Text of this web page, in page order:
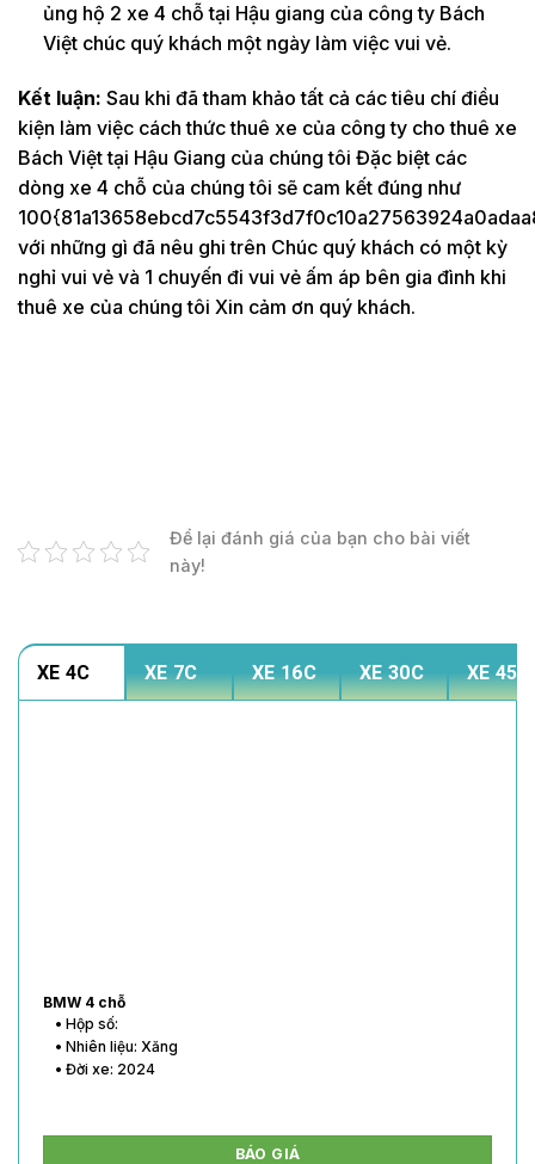
ủng hộ 2 xe 4 chỗ tại Hậu giang của công ty Bách
Việt chúc quý khách một ngày làm việc vui vẻ.
Kết luận: Sau khi đã tham khảo tất cả các tiêu chí điều
kiện làm việc cách thức thuê xe của công ty cho thuê xe
Bách Việt tại Hậu Giang của chúng tôi Đặc biệt các
dòng xe 4 chỗ của chúng tôi sẽ cam kết đúng như
với những gì đã nêu ghi trên Chúc quý khách có một kỳ
nghỉ vui vẻ và 1 chuyến đi vui vẻ ấm áp bên gia đình khi
thuê xe của chúng tôi Xin cảm ơn quý khách.
Để lại đánh giá của bạn cho bài viết
này!
XE 4C XE 7C XE 16C XE 30C XE 45C
BMW 4 chỗ
• Hộp số:
• Nhiên liệu: Xăng
• Đời xe: 2024
BÁO GIÁ